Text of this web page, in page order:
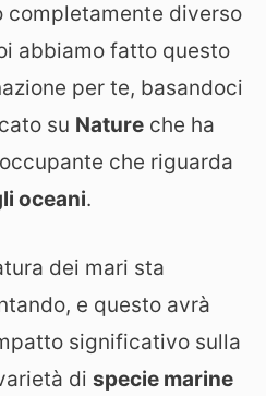
completamente diverso
abbiamo fatto questo
per te, basandoci
su Nature che ha
che riguarda
oceani.
dei mari sta
e questo avrà
significativo sulla
di specie marine